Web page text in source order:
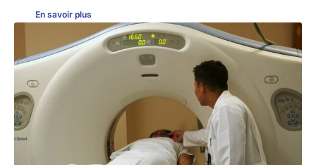
En savoir plus